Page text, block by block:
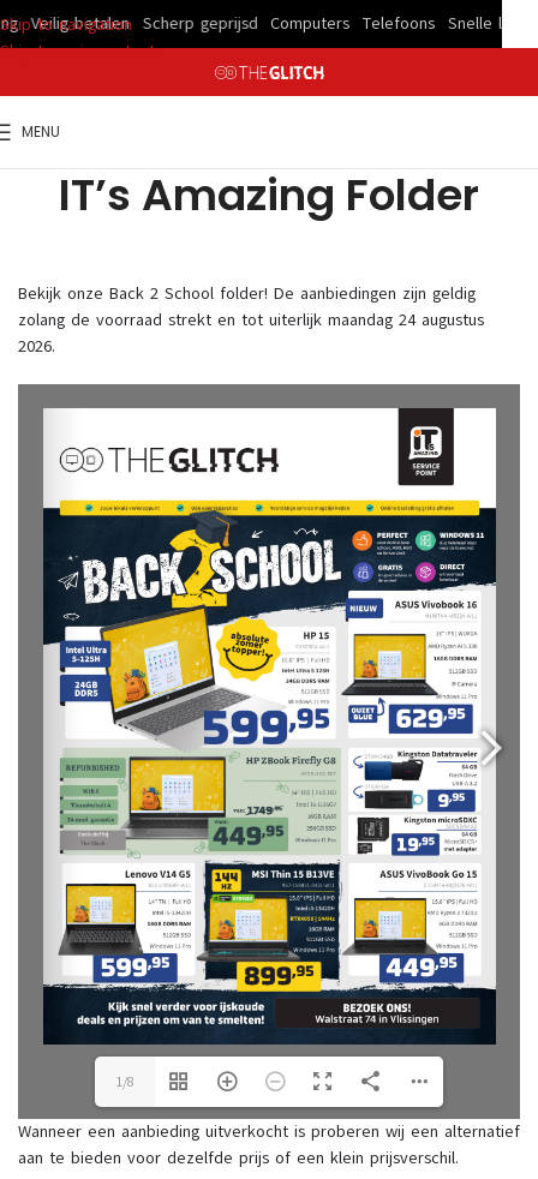
Skip to navigation
Skip to main content
MENU
IT’s Amazing Folder
Bekijk onze Back 2 School folder! De aanbiedingen zijn geldig
zolang de voorraad strekt en tot uiterlijk maandag 24 augustus
2026.
1/8
Wanneer een aanbieding uitverkocht is proberen wij een alternatief
aan te bieden voor dezelfde prijs of een klein prijsverschil.
Veilig betalen Scherp geprijsd Computers Telefoons Snelle